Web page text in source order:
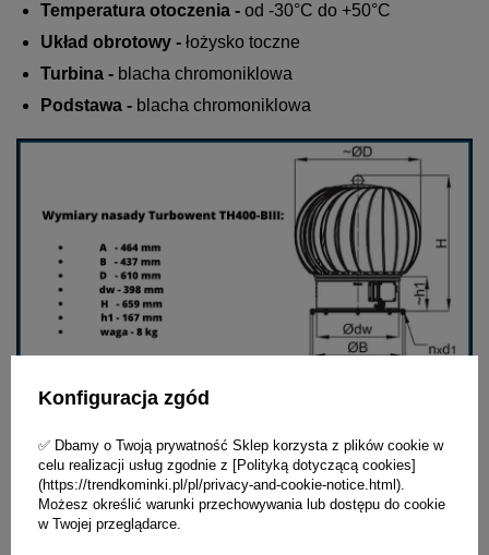
Temperatura otoczenia - od -30°C do +50°C
Układ obrotowy - łożysko toczne
Turbina - blacha chromoniklowa
Podstawa - blacha chromoniklowa
do wspomagania wentylacji grawitacyjnej wywiewnej,
gdy występują zawirowania powietrza na wylocie
komina spowodowane jego niekorzystnym
Konfiguracja zgód
✅ Dbamy o Twoją prywatność Sklep korzysta z plików cookie w
celu realizacji usług zgodnie z [Polityką dotyczącą cookies]
(https://trendkominki.pl/pl/privacy-and-cookie-notice.html).
Możesz określić warunki przechowywania lub dostępu do cookie
w Twojej przeglądarce.